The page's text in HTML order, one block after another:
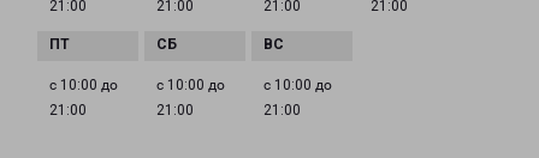
21:00
21:00
21:00
21:00
с 10:00 до
21:00
с 10:00 до
21:00
с 10:00 до
21:00